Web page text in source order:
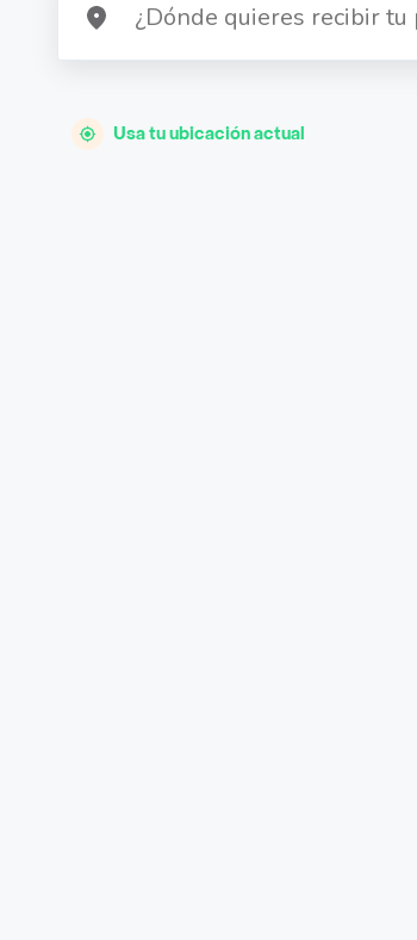
Usa tu ubicación actual